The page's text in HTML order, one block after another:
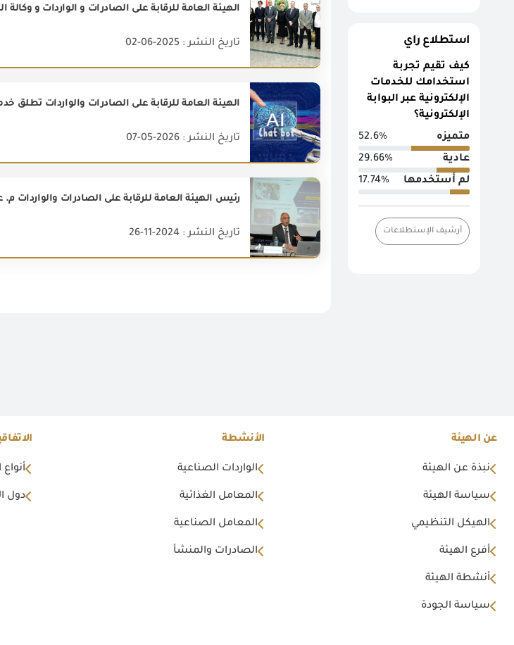
استطلاع راي
كيف تقيم تجربة
استخدامك للخدمات
الإلكترونية عبر البوابة
الإلكترونية؟
متميزه
52.6%
عادية
29.66%
لم أستخدمها
17.74%
أرشيف الإستطلاعات
تاريخ النشر : 2025-06-02
تاريخ النشر : 2026-05-07
تاريخ النشر : 2024-11-26
عن الهيئة
نبذة عن الهيئة
سياسة الهيئة
الهيكل التنظيمي
أفرع الهيئة
أنشطة الهيئة
سياسة الجودة
الأنشطة
الواردات الصناعية
المعامل الغذائية
المعامل الصناعية
الصادرات والمنشأ
أنواع
دول